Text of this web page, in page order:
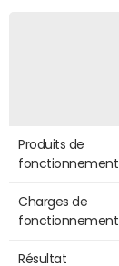
Produits de
fonctionnement
Charges de
fonctionnement
Résultat